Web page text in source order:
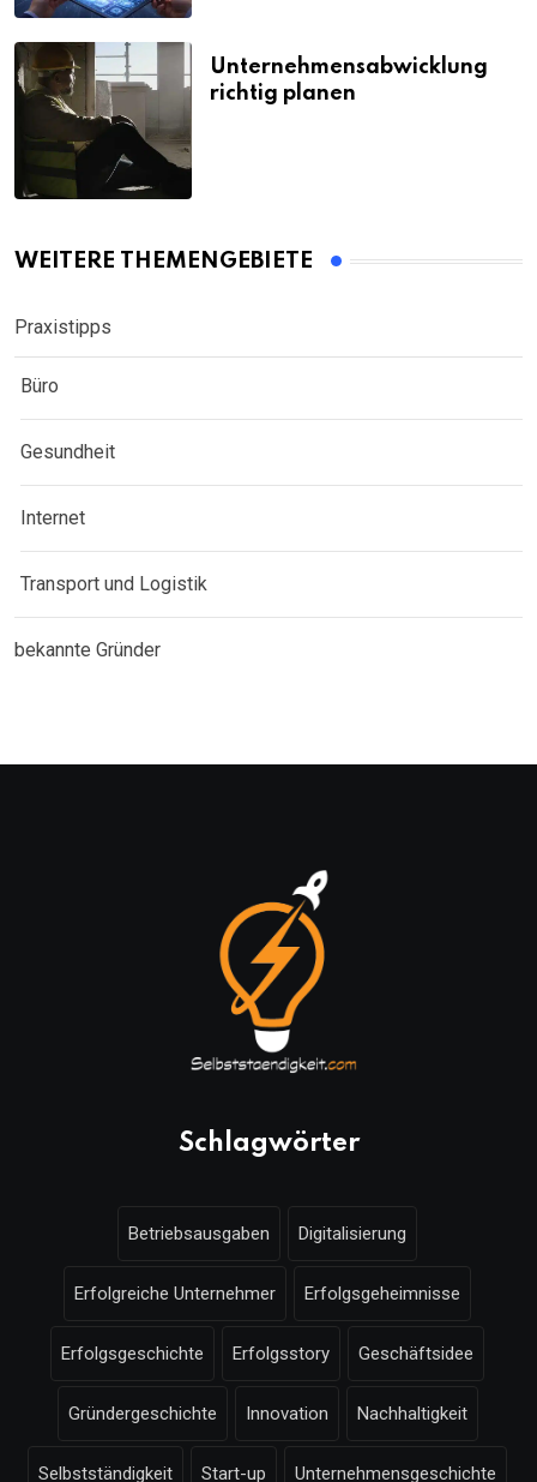
Unternehmensabwicklung
richtig planen
WEITERE THEMENGEBIETE
Praxistipps
Büro
Gesundheit
Internet
Transport und Logistik
bekannte Gründer
Schlagwörter
Betriebsausgaben Digitalisierung
Erfolgreiche Unternehmer Erfolgsgeheimnisse
Erfolgsgeschichte Erfolgsstory Geschäftsidee
Gründergeschichte Innovation Nachhaltigkeit
Selbstständigkeit Start-up Unternehmensgeschichte